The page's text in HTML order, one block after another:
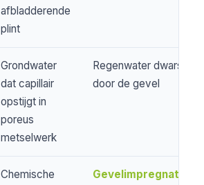
afbladderende
plint
Grondwater
dat capillair
opstijgt in
poreus
metselwerk
Regenwater dwars
door de gevel
Chemische
Gevelimpregnatie